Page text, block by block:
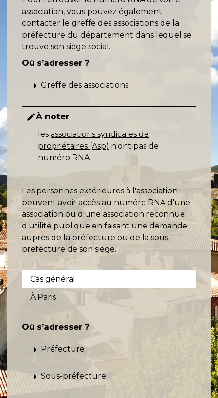
association, vous pouvez également
contacter le greffe des associations de la
préfecture du département dans lequel se
trouve son siège social.
Où s’adresser ?
arrow_right Greffe des associations
editÀ noter
les associations syndicales de
propriétaires (Asp) n'ont pas de
numéro RNA.
Les personnes extérieures à l'association
peuvent avoir accès au numéro RNA d'une
association ou d'une association reconnue
d'utilité publique en faisant une demande
auprès de la préfecture ou de la sous-
préfecture de son siège.
Cas général
À Paris
Où s’adresser ?
arrow_right Préfecture
arrow_rightSous-préfecture